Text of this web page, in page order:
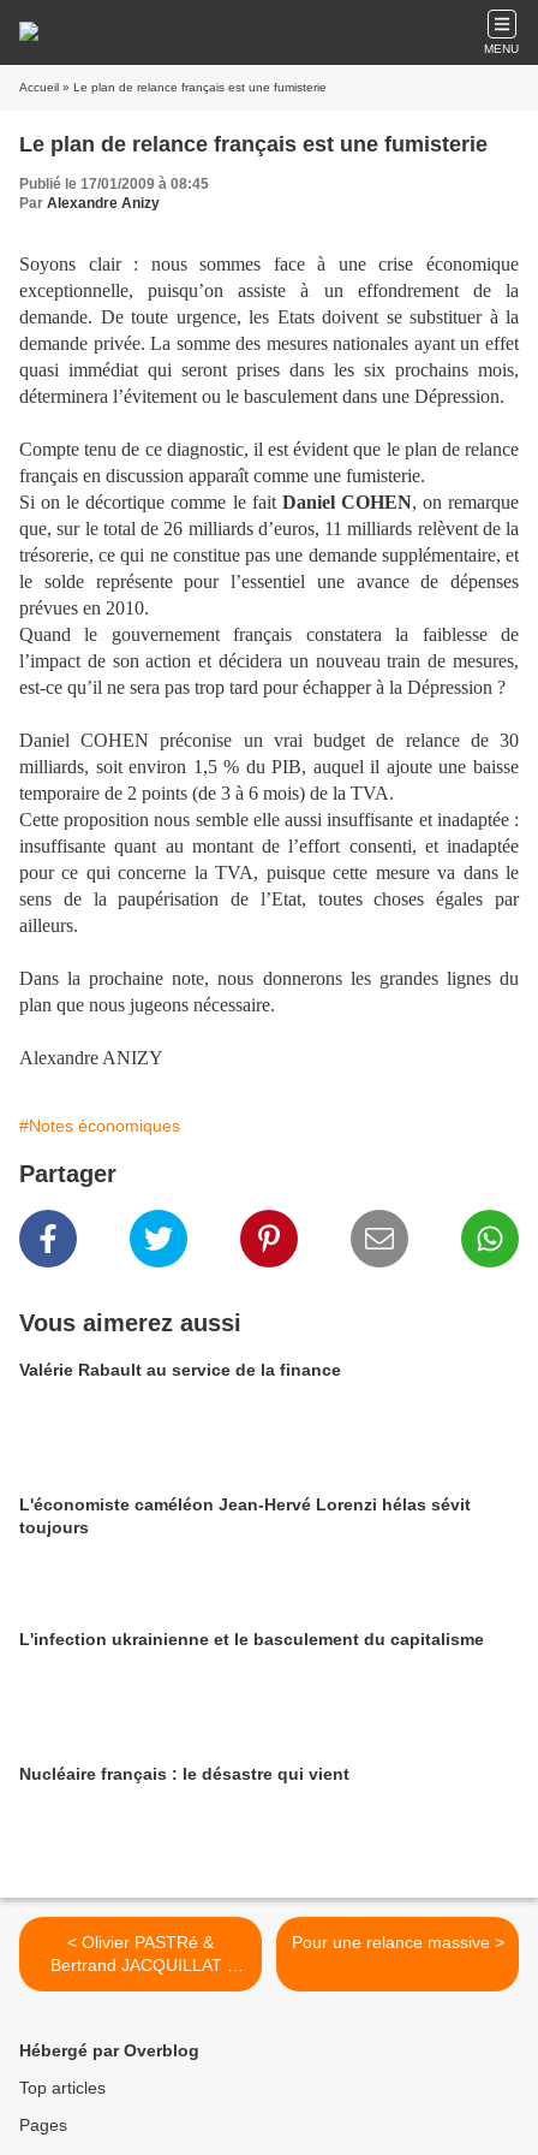
MENU
Accueil » Le plan de relance français est une fumisterie
Le plan de relance français est une fumisterie
Publié le 17/01/2009 à 08:45
Par Alexandre Anizy
Soyons clair : nous sommes face à une crise économique
exceptionnelle, puisqu’on assiste à un effondrement de la
demande. De toute urgence, les Etats doivent se substituer à la
demande privée. La somme des mesures nationales ayant un effet
quasi immédiat qui seront prises dans les six prochains mois,
déterminera l’évitement ou le basculement dans une Dépression.
Compte tenu de ce diagnostic, il est évident que le plan de relance
français en discussion apparaît comme une fumisterie.
Si on le décortique comme le fait Daniel COHEN, on remarque
que, sur le total de 26 milliards d’euros, 11 milliards relèvent de la
trésorerie, ce qui ne constitue pas une demande supplémentaire, et
le solde représente pour l’essentiel une avance de dépenses
prévues en 2010.
Quand le gouvernement français constatera la faiblesse de
l’impact de son action et décidera un nouveau train de mesures,
est-ce qu’il ne sera pas trop tard pour échapper à la Dépression ?
Daniel COHEN préconise un vrai budget de relance de 30
milliards, soit environ 1,5 % du PIB, auquel il ajoute une baisse
temporaire de 2 points (de 3 à 6 mois) de la TVA.
Cette proposition nous semble elle aussi insuffisante et inadaptée :
insuffisante quant au montant de l’effort consenti, et inadaptée
pour ce qui concerne la TVA, puisque cette mesure va dans le
sens de la paupérisation de l’Etat, toutes choses égales par
ailleurs.
Dans la prochaine note, nous donnerons les grandes lignes du
plan que nous jugeons nécessaire.
Alexandre ANIZY
#Notes économiques
Partager
Vous aimerez aussi
Valérie Rabault au service de la finance
L'économiste caméléon Jean-Hervé Lorenzi hélas sévit
toujours
L'infection ukrainienne et le basculement du capitalisme
Nucléaire français : le désastre qui vient
< Olivier PASTRé &
Bertrand JACQUILLAT :
laissons faire les banques !
Pour une relance massive >
Hébergé par Overblog
Top articles
Pages